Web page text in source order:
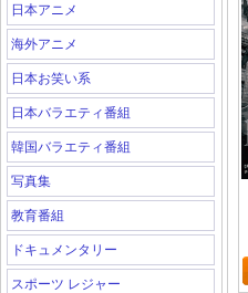
日本アニメ
海外アニメ
日本お笑い系
日本バラエティ番組
韓国バラエティ番組
写真集
教育番組
ドキュメンタリー
スポーツ レジャー